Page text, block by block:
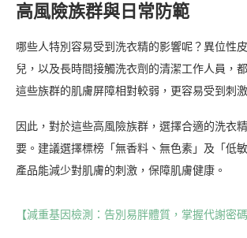
高風險族群與日常防範
哪些人特別容易受到洗衣精的影響呢？異位性
兒，以及長時間接觸洗衣劑的清潔工作人員，
這些族群的肌膚屏障相對較弱，更容易受到刺
因此，對於這些高風險族群，選擇合適的洗衣
要。建議選擇標榜「無香料、無色素」及「低
產品能減少對肌膚的刺激，保障肌膚健康。
【減重基因檢測：告別易胖體質，掌握代謝密碼